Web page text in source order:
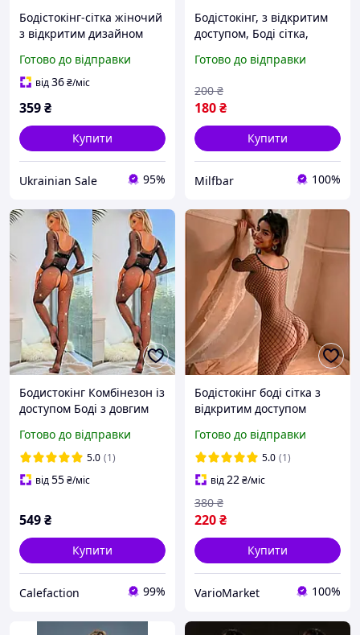
Бодістокінг-сітка жіночий
з відкритим дизайном
Готово до відправки
від36₴/міс
359₴
Купити
Ukrainian Sale 95%
Бодістокінг, з відкритим
доступом, Боді сітка,
бодістокінг з блискітками
Готово до відправки
180₴
200 ₴
Купити
Milfbar 100%
Бодистокінг Комбінезон із
доступом Боді з довгим
Еротична білизна
Готово до відправки
5.0 (1)
від55₴/міс
549₴
Купити
Calefaction 99%
Бодістокінг боді сітка з
відкритим доступом
інтимним вирізом Vario
Market
Готово до відправки
5.0 (1)
від22₴/міс
220₴
380 ₴
Купити
VarioMarket 100%